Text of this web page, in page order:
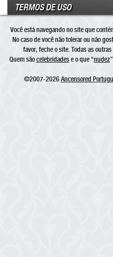
TERMOS DE USO
Você está navegando no site que
No caso de você não tolerar ou não
favor, feche o site. Todas as
Quem sãocelebridadese o que “nudez
©2007-2026Ancensored